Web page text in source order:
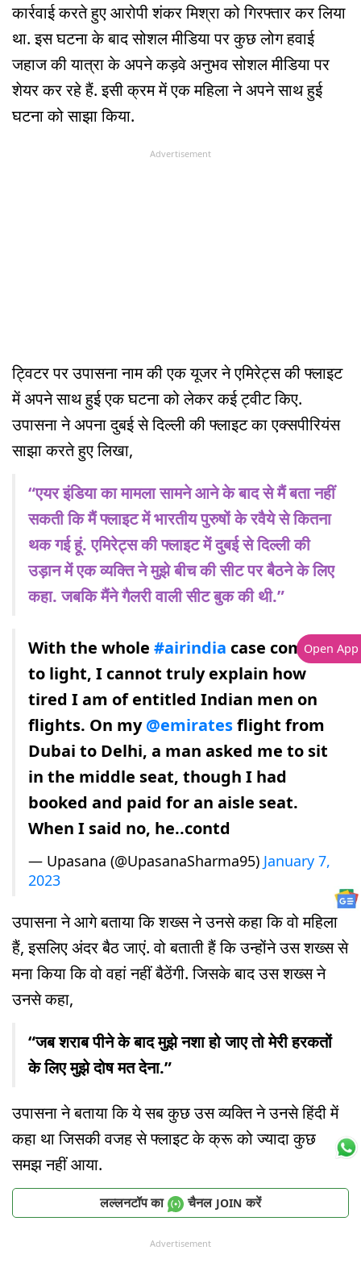
कार्रवाई करते हुए आरोपी शंकर मिश्रा को गिरफ्तार कर लिया
था. इस घटना के बाद सोशल मीडिया पर कुछ लोग हवाई
जहाज की यात्रा के अपने कड़वे अनुभव सोशल मीडिया पर
शेयर कर रहे हैं. इसी क्रम में एक महिला ने अपने साथ हुई
घटना को साझा किया.
Advertisement
ट्विटर पर उपासना नाम की एक यूजर ने एमिरेट्स की फ्लाइट
में अपने साथ हुई एक घटना को लेकर कई ट्वीट किए.
उपासना ने अपना दुबई से दिल्ली की फ्लाइट का एक्सपीरियंस
साझा करते हुए लिखा,
“एयर इंडिया का मामला सामने आने के बाद से मैं बता नहीं
सकती कि मैं फ्लाइट में भारतीय पुरुषों के रवैये से कितना
थक गई हूं. एमिरेट्स की फ्लाइट में दुबई से दिल्ली की
उड़ान में एक व्यक्ति ने मुझे बीच की सीट पर बैठने के लिए
कहा. जबकि मैंने गैलरी वाली सीट बुक की थी.”
With the whole #airindia case coming
to light, I cannot truly explain how
tired I am of entitled Indian men on
flights. On my@emiratesflight from
Dubai to Delhi, a man asked me to sit
in the middle seat, though I had
booked and paid for an aisle seat.
When I said no, he..contd
— Upasana (@UpasanaSharma95) January 7,
2023
उपासना ने आगे बताया कि शख्स ने उनसे कहा कि वो महिला
हैं, इसलिए अंदर बैठ जाएं. वो बताती हैं कि उन्होंने उस शख्स से
मना किया कि वो वहां नहीं बैठेंगी. जिसके बाद उस शख्स ने
उनसे कहा,
“जब शराब पीने के बाद मुझे नशा हो जाए तो मेरी हरकतों
के लिए मुझे दोष मत देना.”
उपासना ने बताया कि ये सब कुछ उस व्यक्ति ने उनसे हिंदी में
कहा था जिसकी वजह से फ्लाइट के क्रू को ज्यादा कुछ
समझ नहीं आया.
लल्लनटॉप का चैनल JOIN करें
Advertisement
Open App